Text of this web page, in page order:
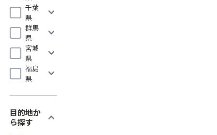
千葉
県
expand_more
群馬
県
expand_more
宮城
県
expand_more
福島
県
expand_more
目的地か
ら探す
expand_more